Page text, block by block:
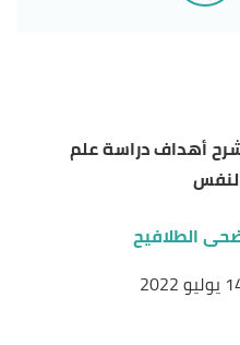
psychestudy.com,
أهداف دراسة علم
الطلافيح
2022